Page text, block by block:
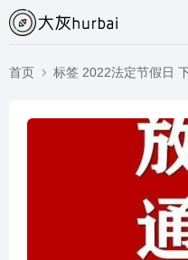
首页 标签 2022法定节假日